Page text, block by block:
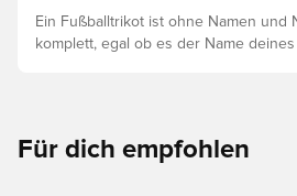
Ein Fußballtrikot ist ohne Namen und
komplett, egal ob es der Name
Für dich empfohlen